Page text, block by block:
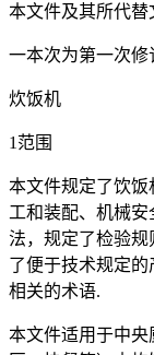
本文件及其所代替
一本次为第一次修
炊饭机
1范围
本文件规定了饮饭
工和装配、机械
法，规定了检验
了便于技术规定
相关的术语.
本文件适用于中央